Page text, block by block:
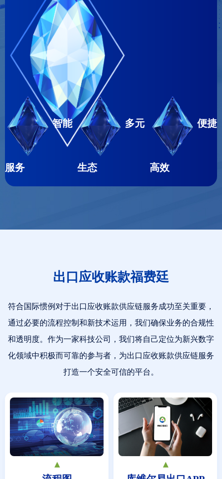
智能
服务
多元
生态
便捷
高效
▴
符合国际惯例对于出口应收账款供应链服务成功至关重要，
通过必要的流程控制和新技术运用，我们确保业务的合规性
和透明度。作为一家科技公司，我们将自己定位为新兴数字
化领域中积极而可靠的参与者，为出口应收账款供应链服务
打造一个安全可信的平台。
出口应收账款福费廷
▴